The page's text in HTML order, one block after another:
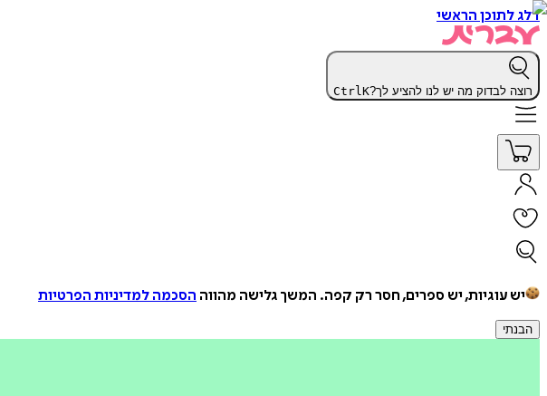
דלג לתוכן הראשי
רוצה לבדוק מה יש לנו להציע לך? CtrlK
יש עוגיות, יש ספרים, חסר רק קפה. המשך גלישה מהווה הסכמה למדיניות הפרטיות
הבנתי